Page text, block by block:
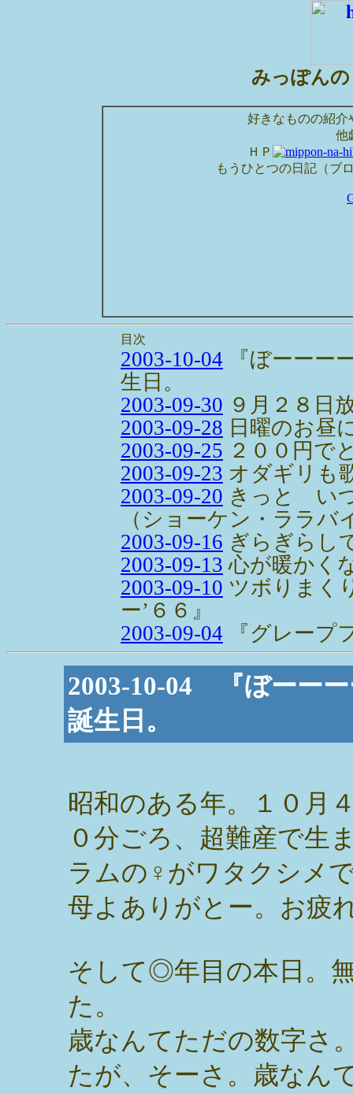
みっぽん
好きなものの紹介
他
ＨＰ
もうひとつの日記（ブ
目次
2003-10-04 『ぼーーー
生日。
2003-09-30 ９月２８日
2003-09-28 日曜のお昼
2003-09-25 ２００円で
2003-09-23 オダギリも
2003-09-20 きっと い
（ショーケン・ララバ
2003-09-16 ぎらぎらし
2003-09-13 心が暖かく
2003-09-10 ツボりまく
ー’６６』
2003-09-04 『グレープ
2003-10-04 『ぼーー
誕生日。
昭和のある年。１０月
０分ごろ、超難産で生
ラムの♀がワタクシメ
母よありがとー。お疲
そして◎年目の本日。
た。
歳なんてただの数字さ
たが、そーさ。歳なん